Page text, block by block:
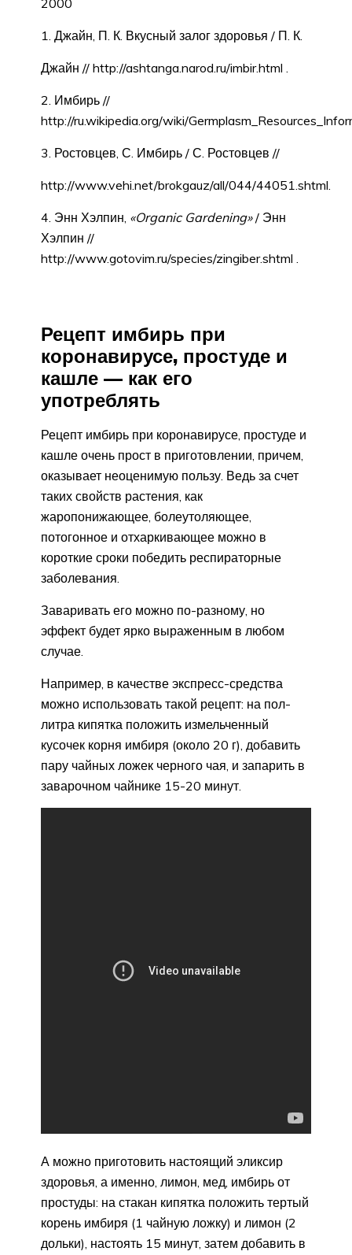
1. Джайн, П. К. Вкусный залог здоровья / П. К.
Джайн // http://ashtanga.narod.ru/imbir.html .
2. Имбирь //
http://ru.wikipedia.org/wiki/
3. Ростовцев, С. Имбирь / С. Ростовцев //
http://www.vehi.net/brokgauz/all/044/44051.shtml.
4. Энн Хэлпин, «Organic Gardening»/ Энн
Хэлпин //
http://www.gotovim.ru/species/zingiber.shtml .
Рецепт имбирь при
коронавирусе, простуде и
кашле — как его
употреблять
Рецепт имбирь при коронавирусе, простуде и
кашле очень прост в приготовлении, причем,
оказывает неоценимую пользу. Ведь за счет
таких свойств растения, как
жаропонижающее, болеутоляющее,
потогонное и отхаркивающее можно в
короткие сроки победить респираторные
заболевания.
Заваривать его можно по-разному, но
эффект будет ярко выраженным в любом
случае.
Например, в качестве экспресс-средства
можно использовать такой рецепт: на пол-
литра кипятка положить измельченный
кусочек корня имбиря (около 20 г), добавить
пару чайных ложек черного чая, и запарить в
заварочном чайнике 15-20 минут.
А можно приготовить настоящий эликсир
здоровья, а именно, лимон, мед, имбирь от
простуды: на стакан кипятка положить тертый
корень имбиря (1 чайную ложку) и лимон (2
дольки), настоять 15 минут, затем добавить в